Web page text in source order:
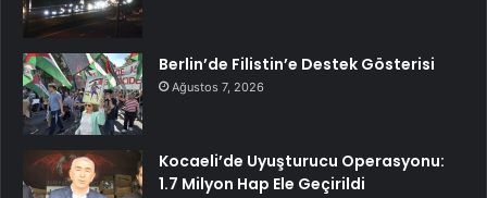
Berlin’de Filistin’e Destek Gösterisi
Ağustos 7, 2026
Kocaeli’de Uyuşturucu Operasyonu:
1.7 Milyon Hap Ele Geçirildi